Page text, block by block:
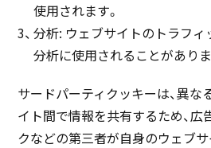
使用されます。
分析: ウェブサイトのトラフ
分析に使用されることがありま
サードパーティクッキーは、異
イト間で情報を共有するため、広
クなどの第三者が自身のウェブ